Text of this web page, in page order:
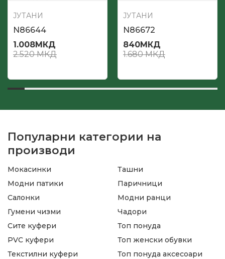
ЈУТАНИ
N86644
1.008МКД
2.520МКД
ЈУТАНИ
N86672
840МКД
1.680МКД
Популарни категории на
производи
Мокасинки
Модни патики
Салонки
Гумени чизми
Ташни
Паричници
Модни ранци
Чадори
Сите куфери
PVC куфери
Текстилни куфери
Топ понуда
Топ женски обувки
Топ понуда аксесоари